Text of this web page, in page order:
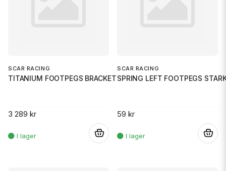
SCAR RACING
TITANIUM FOOTPEGS BRACKETS YZF
3 289 kr
SCAR RACING
SPRING LEFT FOOTPEGS
59 kr